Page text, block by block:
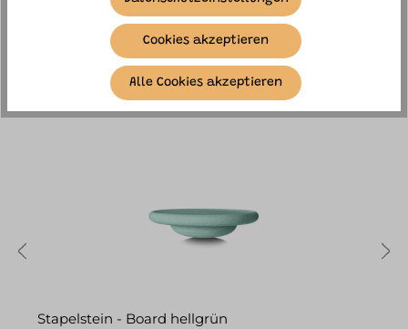
SIMILAR ITEMS
Stapelstein - Board hellgrün
Cookies akzeptieren
Alle Cookies akzeptieren